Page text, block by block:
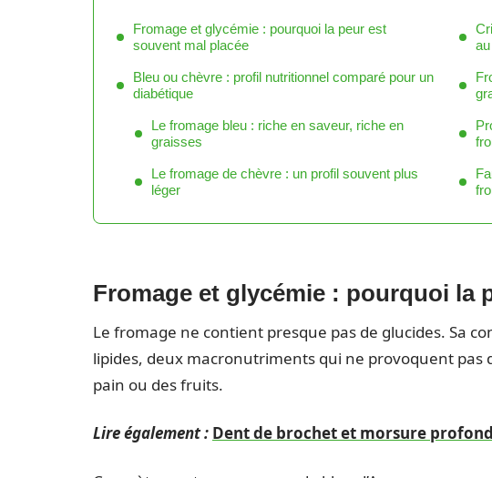
Fromage et glycémie : pourquoi la peur est
souvent mal placée
Bleu ou chèvre : profil nutritionnel comparé pour un
diabétique
Le fromage bleu : riche en saveur, riche en
graisses
Le fromage de chèvre : un profil souvent plus
léger
Fromage et glycémie : pourquoi la
Le fromage ne contient presque pas de glucides. Sa
lipides, deux macronutriments qui ne provoquent pas
pain ou des fruits.
Lire également : Dent de brochet et morsure